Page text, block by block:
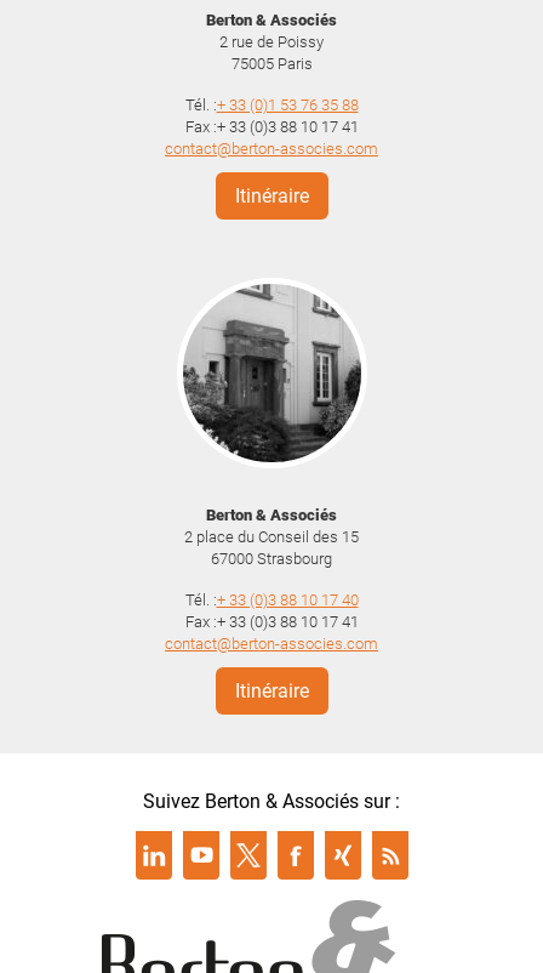
Berton & Associés
2 rue de Poissy
75005 Paris
Tél. :+ 33 (0)1 53 76 35 88
Fax :+ 33 (0)3 88 10 17 41
contact@berton-associes.com
Itinéraire
Berton & Associés
2 place du Conseil des 15
67000 Strasbourg
Tél. :+ 33 (0)3 88 10 17 40
Fax :+ 33 (0)3 88 10 17 41
contact@berton-associes.com
Itinéraire
Suivez Berton & Associés sur :